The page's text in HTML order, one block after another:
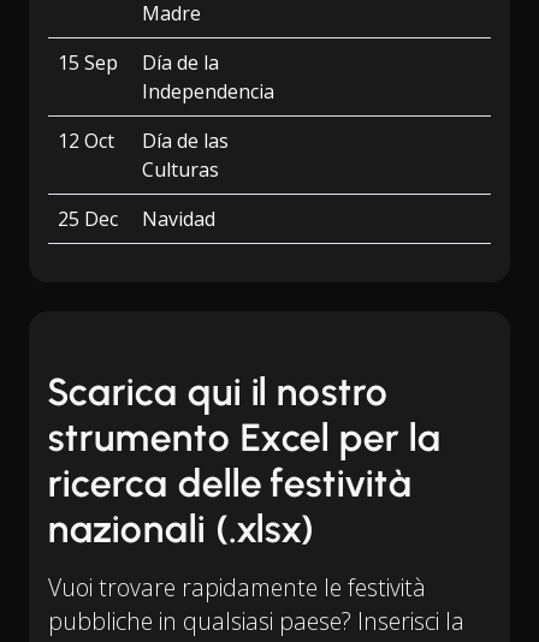
Madre
15 Sep
Día de la
Independencia
12 Oct
Día de las
Culturas
25 Dec
Navidad
Scarica qui il nostro
strumento Excel per la
ricerca delle festività
nazionali (.xlsx)
Vuoi trovare rapidamente le festività
pubbliche in qualsiasi paese? Inserisci la